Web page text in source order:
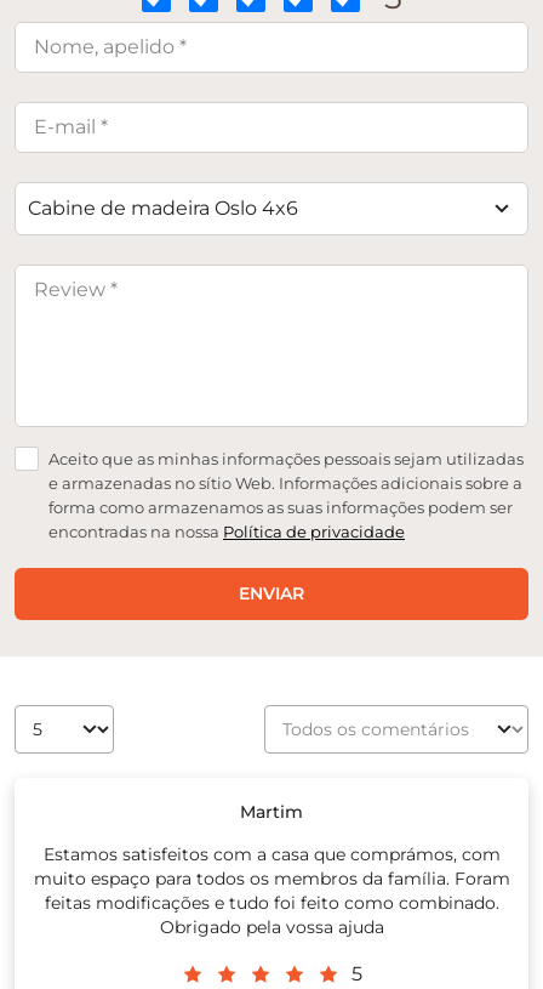
Cabine de madeira Oslo 4x6
Aceito que as minhas informações pessoais sejam utilizadas
e armazenadas no sítio Web. Informações adicionais sobre a
forma como armazenamos as suas informações podem ser
encontradas na nossa Política de privacidade
ENVIAR
Martim
Estamos satisfeitos com a casa que comprámos, com
muito espaço para todos os membros da família. Foram
feitas modificações e tudo foi feito como combinado.
Obrigado pela vossa ajuda
5